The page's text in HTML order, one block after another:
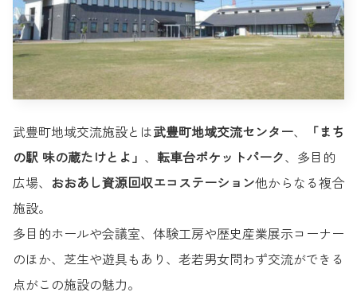
武豊町地域交流施設とは武豊町地域交流センター、
「まち
の駅 味の蔵たけとよ」 、 転車台ポケットパーク、多目的
広場、 おおあし資源回収エコステーション他からなる複合
施設。
多目的ホールや会議室、体験工房や歴史産業展示コーナー
のほか、芝生や遊具もあり、老若男女問わず交流ができる
点がこの施設の魅力。